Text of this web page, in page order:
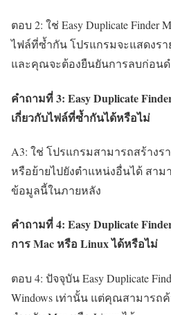
ตอบ 2: ใช่ Easy Duplicate
ไฟล์ที่ซ้ำกัน โปรแกรมจะแสดงร
และคุณจะต้องยืนยันการลบก่อนด
คำถามที่ 3: Easy Duplicate
เกี่ยวกับไฟล์ที่ซ้ำกันได้หรือไม่
A3: ใช่ โปรแกรมสามารถสร้างร
หรือย้ายไปยังตำแหน่งอื่นได้ สาม
ข้อมูลนี้ในภายหลัง
คำถามที่ 4: Easy Duplicate
การ Mac หรือ Linux ได้หรือไม่
ตอบ 4: ปัจจุบัน Easy Duplicate
Windows เท่านั้น แต่คุณสามาร